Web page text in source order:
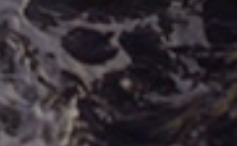
vistas
Y lo
recorren